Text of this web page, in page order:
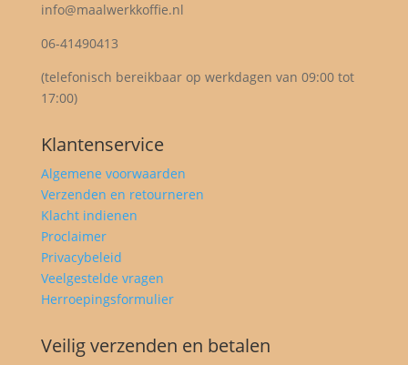
info@maalwerkkoffie.nl
06-41490413
(telefonisch bereikbaar op werkdagen van 09:00 tot
17:00)
Klantenservice
Algemene voorwaarden
Verzenden en retourneren
Klacht indienen
Proclaimer
Privacybeleid
Veelgestelde vragen
Herroepingsformulier
Veilig verzenden en betalen